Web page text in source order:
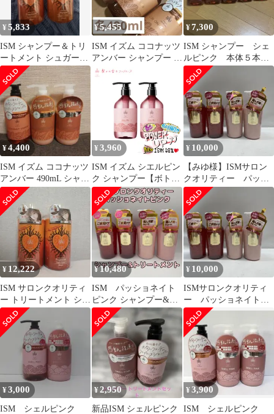
¥5,833
ISM シャンプー＆トリ
ートメント シュガーコ
コナッツ 600ml
¥5,455
ISM イズム ココナッツ
アンバー シャンプー ト
リートメント おまと
め 4個
¥7,300
ISM シャンプー シェ
ルピンク 本体５本セ
ット
¥4,400
ISM イズム ココナッツ
アンバー 490mL シャン
プー ＆ トリートメント
¥ 3,960
ISM イズム シエルピン
ク シャンプー【ボトル
2本】 ボトル リニュー
アル 送料無料
¥ 10,000
【みゆ様】ISMサロン
クオリティー パッシ
ョネイトピンク 4本
¥ 12,222
ISM サロンクオリティ
ー トリートメント シュ
ガーココナッツ 600mL
ⅹ2
¥10,480
ISM パッショネイト
ピンク シャンプー&ト
リートメント2セット
¥ 10,000
ISMサロンクオリティ
ー パッショネイトピ
ンク シャンプー&ト
リートメント4本
¥3,000
ISM シェルピンク
¥2,950
新品ISM シェルピンク
¥3,900
ISM シェルピンク